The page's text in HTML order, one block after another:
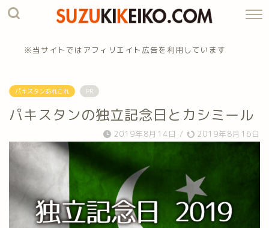
※当サイトではアフィリエイト広告を利用しています
パキスタンあれこれ PR
パキスタンの独立記念日とカシミール
2019年8月14日 / 2019年8月16日